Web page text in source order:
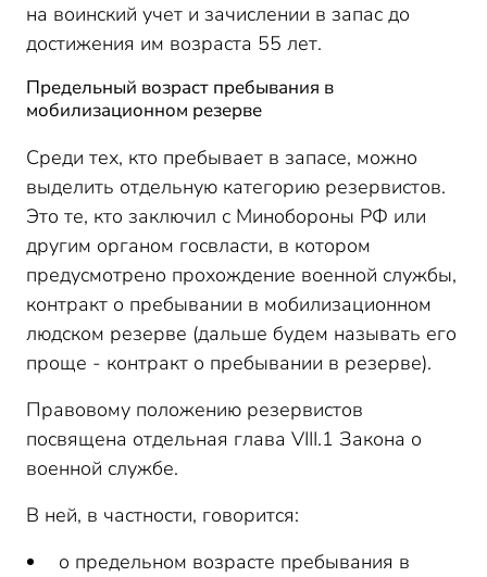
на воинский учет и зачислении в запас до
достижения им возраста 55 лет.
Предельный возраст пребывания в
мобилизационном резерве
Среди тех, кто пребывает в запасе, можно
выделить отдельную категорию резервистов.
Это те, кто заключил с Минобороны РФ или
другим органом госвласти, в котором
предусмотрено прохождение военной службы,
контракт о пребывании в мобилизационном
людском резерве (дальше будем называть его
проще - контракт о пребывании в резерве).
Правовому положению резервистов
посвящена отдельная глава VIII.1 Закона о
военной службе.
В ней, в частности, говорится:
о предельном возрасте пребывания в